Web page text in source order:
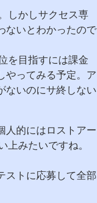
しかしサクセス専
ないとわかったので
を目指すには課金
やってみる予定。ア
ないのにサ終しない
人的にはロストアー
上みたいですね。
ストに応募して全部